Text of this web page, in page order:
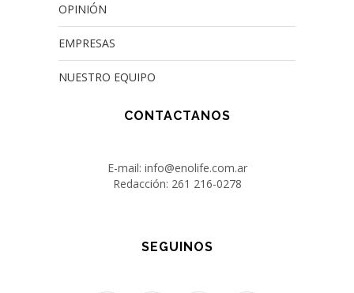
OPINIÓN
EMPRESAS
NUESTRO EQUIPO
CONTACTANOS
E-mail: info@enolife.com.ar
Redacción: 261 216-0278
SEGUINOS